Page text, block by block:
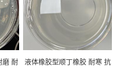
磨 耐
液体橡胶型顺丁橡胶 耐寒 抗